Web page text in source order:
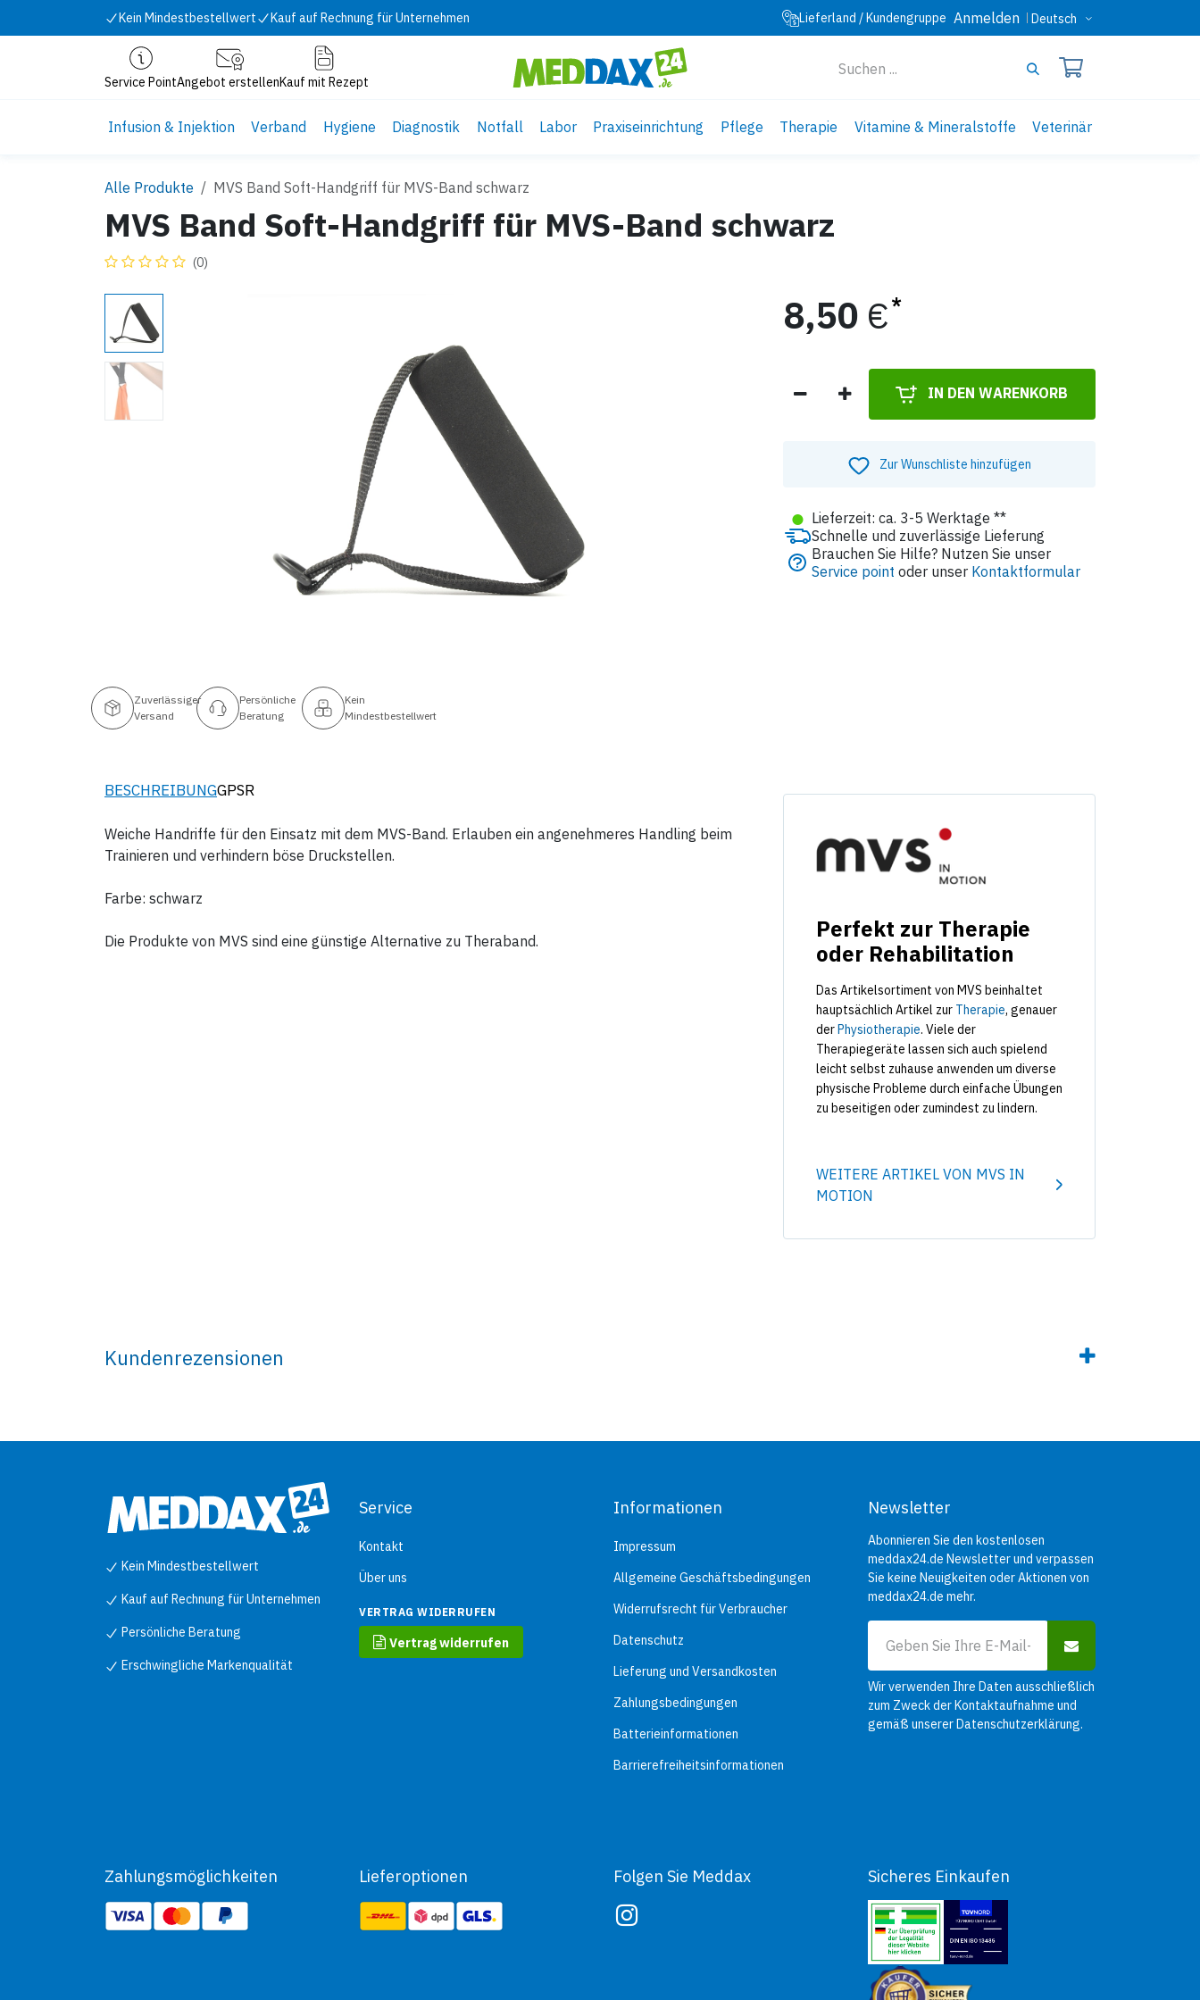
Kein Mindestbestellwert Kauf auf Rechnung für Unternehmen Lieferland / Kundengruppe Anmelden Deutsch
Service PointAngebot erstellenKauf mit Rezept
Infusion & Injektion Verband Hygiene Diagnostik Notfall Labor Praxiseinrichtung Pflege Therapie Vitamine & Mineralstoffe Veterinär
Alle Produkte MVS Band Soft-Handgriff für MVS-Band schwarz
MVS Band Soft-Handgriff für MVS-Band schwarz
(0)
8,50 €
IN DEN WARENKORB
Zur Wunschliste hinzufügen
● Lieferzeit: ca. 3-5 Werktage **
Schnelle und zuverlässige Lieferung
Brauchen Sie Hilfe? Nutzen Sie unser
Service point oder unser Kontaktformular
Zuverlässiger
Versand
Persönliche
Beratung
Kein
Mindestbestellwert
BESCHREIBUNGGPSR
Weiche Handriffe für den Einsatz mit dem MVS-Band. Erlauben ein angenehmeres Handling beim
Trainieren und verhindern böse Druckstellen.
Farbe: schwarz
Die Produkte von MVS sind eine günstige Alternative zu Theraband.
Perfekt zur Therapie
oder Rehabilitation
Das Artikelsortiment von MVS beinhaltet
hauptsächlich Artikel zur Therapie, genauer
derPhysiotherapie. Viele der
Therapiegeräte lassen sich auch spielend
leicht selbst zuhause anwenden um diverse
physische Probleme durch einfache Übungen
zu beseitigen oder zumindest zu lindern.
WEITERE ARTIKEL VON MVS IN
MOTION
Kundenrezensionen
Kein Mindestbestellwert
Kauf auf Rechnung für Unternehmen
Persönliche Beratung
Erschwingliche Markenqualität
Service
Kontakt
Über uns
VERTRAG WIDERRUFEN
Vertrag widerrufen
Informationen
Impressum
Allgemeine Geschäftsbedingungen
Widerrufsrecht für Verbraucher
Datenschutz
Lieferung und Versandkosten
Zahlungsbedingungen
Batterieinformationen
Barrierefreiheitsinformationen
Newsletter
Abonnieren Sie den kostenlosen
meddax24.de Newsletter und verpassen
Sie keine Neuigkeiten oder Aktionen von
meddax24.de mehr.
Wir verwenden Ihre Daten ausschließlich
zum Zweck der Kontaktaufnahme und
gemäß unsererDatenschutzerklärung.
Zahlungsmöglichkeiten Lieferoptionen Folgen Sie Meddax Sicheres Einkaufen